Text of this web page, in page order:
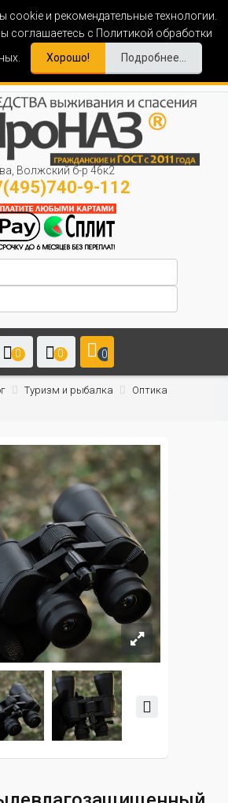
и рекомендательные технологии.
соглашаетесь с Политикой обработки
Хорошо! Подробнее...
Волжский б-р 46к2
9-112
0 0 0
Туризм и рыбалка
Оптика